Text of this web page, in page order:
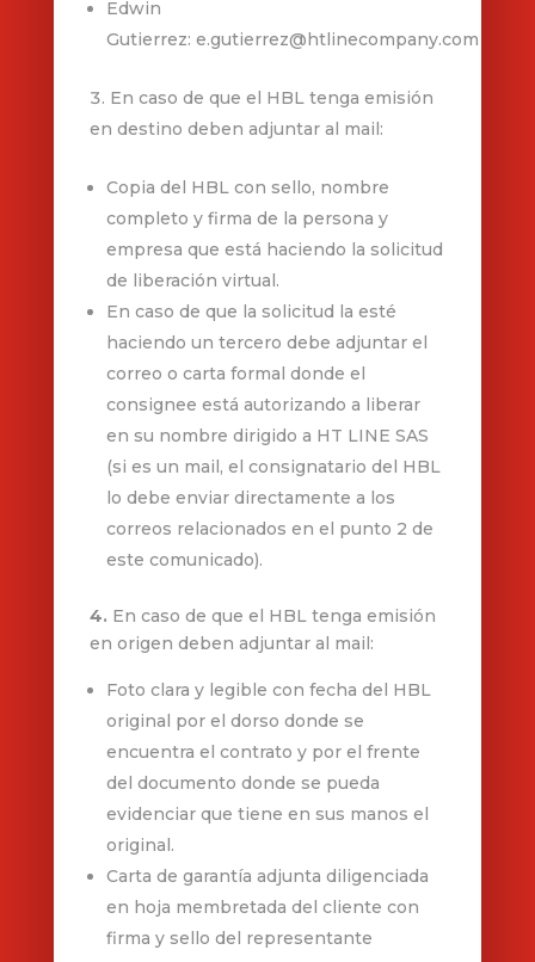
Edwin
Gutierrez: e.gutierrez@htlinecompany.com
En caso de que el HBL tenga emisión
en destino deben adjuntar al mail:
Copia del HBL con sello, nombre
completo y firma de la persona y
empresa que está haciendo la solicitud
de liberación virtual.
En caso de que la solicitud la esté
haciendo un tercero debe adjuntar el
correo o carta formal donde el
consignee está autorizando a liberar
en su nombre dirigido a HT LINE SAS
(si es un mail, el consignatario del HBL
lo debe enviar directamente a los
correos relacionados en el punto 2 de
este comunicado).
4. En caso de que el HBL tenga emisión
en origen deben adjuntar al mail:
Foto clara y legible con fecha del HBL
original por el dorso donde se
encuentra el contrato y por el frente
del documento donde se pueda
evidenciar que tiene en sus manos el
original.
Carta de garantía adjunta diligenciada
en hoja membretada del cliente con
firma y sello del representante